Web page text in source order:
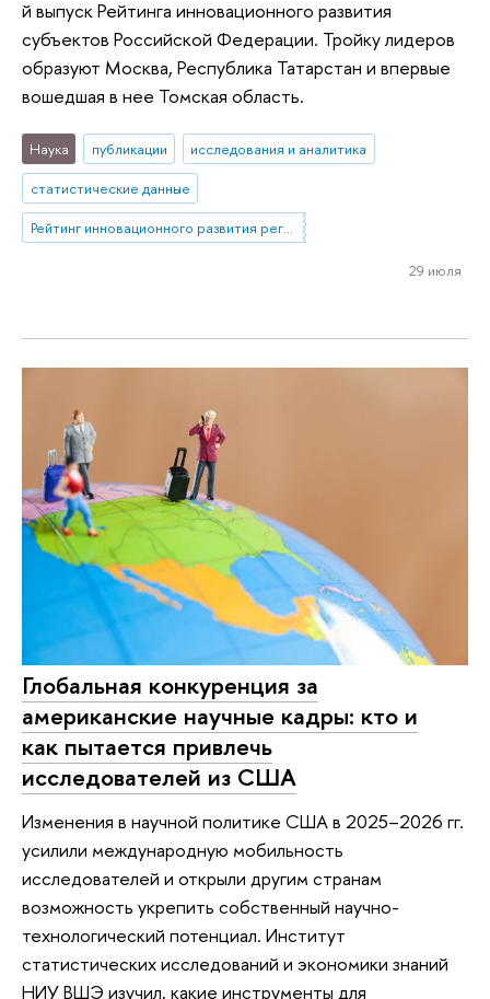
й выпуск Рейтинга инновационного развития
субъектов Российской Федерации. Тройку лидеров
образуют Москва, Республика Татарстан и впервые
вошедшая в нее Томская область.
Наука публикации
исследования и аналитика
статистические данные
Рейтинг инновационного развития регионов
29 июля
Глобальная конкуренция за
американские научные кадры: кто и
как пытается привлечь
исследователей из США
Изменения в научной политике США в 2025–2026 гг.
усилили международную мобильность
исследователей и открыли другим странам
возможность укрепить собственный научно-
технологический потенциал. Институт
статистических исследований и экономики знаний
НИУ ВШЭ изучил, какие инструменты для